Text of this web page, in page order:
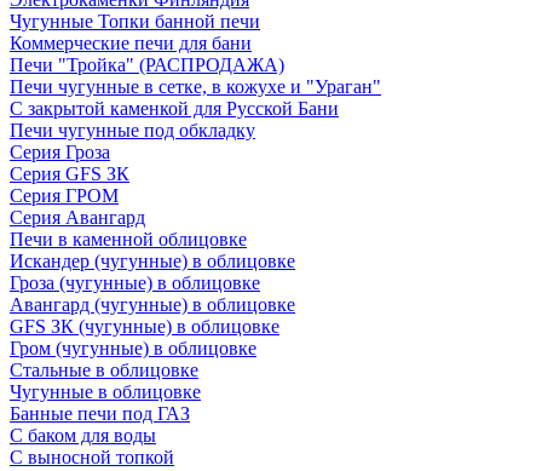
Чугунные Топки банной печи
Коммерческие печи для бани
Печи "Тройка" (РАСПРОДАЖА)
Печи чугунные в сетке, в кожухе и "Ураган"
С закрытой каменкой для Русской Бани
Печи чугунные под обкладку
Серия Гроза
Серия GFS ЗК
Серия ГРОМ
Серия Авангард
Печи в каменной облицовке
Искандер (чугунные) в облицовке
Гроза (чугунные) в облицовке
Авангард (чугунные) в облицовке
GFS ЗК (чугунные) в облицовке
Гром (чугунные) в облицовке
Стальные в облицовке
Чугунные в облицовке
Банные печи под ГАЗ
С баком для воды
С выносной топкой